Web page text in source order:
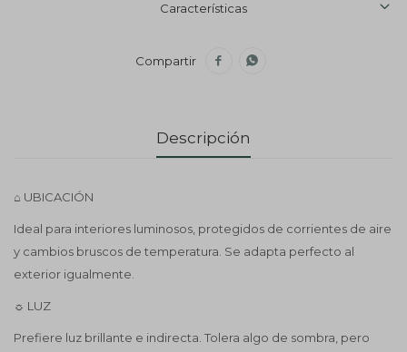
Características
 
Descripción
⌂ UBICACIÓN
Ideal para interiores luminosos, protegidos de corrientes de aire
y cambios bruscos de temperatura. Se adapta perfecto al
exterior igualmente.
☼ LUZ
Prefiere luz brillante e indirecta. Tolera algo de sombra, pero